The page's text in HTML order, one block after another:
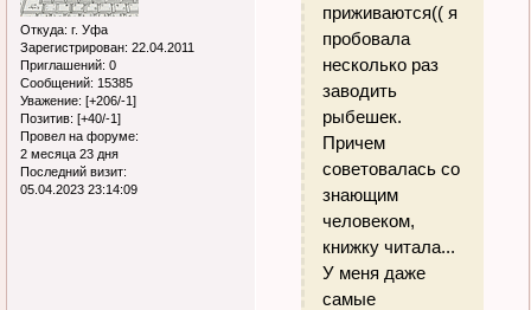
Откуда: г. Уфа
Зарегистрирован: 22.04.2011
Приглашений: 0
Сообщений: 15385
Уважение: [+206/-1]
Позитив: [+40/-1]
Провел на форуме:
2 месяца 23 дня
Последний визит:
05.04.2023 23:14:09
приживаются(( я
пробовала
несколько раз
заводить
рыбешек.
Причем
советовалась со
знающим
человеком,
книжку читала...
У меня даже
самые